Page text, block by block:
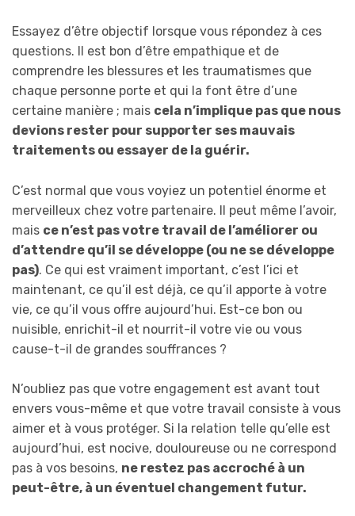
Essayez d’être objectif lorsque vous répondez à ces
questions. Il est bon d’être empathique et de
comprendre les blessures et les traumatismes que
chaque personne porte et qui la font être d’une
certaine manière ; mais cela n’implique pas que nous
devions rester pour supporter ses mauvais
traitements ou essayer de la guérir.
C’est normal que vous voyiez un potentiel énorme et
merveilleux chez votre partenaire. Il peut même l’avoir,
mais ce n’est pas votre travail de l’améliorer ou
d’attendre qu’il se développe (ou ne se développe
pas). Ce qui est vraiment important, c’est l’ici et
maintenant, ce qu’il est déjà, ce qu’il apporte à votre
vie, ce qu’il vous offre aujourd’hui. Est-ce bon ou
nuisible, enrichit-il et nourrit-il votre vie ou vous
cause-t-il de grandes souffrances ?
N’oubliez pas que votre engagement est avant tout
envers vous-même et que votre travail consiste à vous
aimer et à vous protéger. Si la relation telle qu’elle est
aujourd’hui, est nocive, douloureuse ou ne correspond
pas à vos besoins, ne restez pas accroché à un
peut-être, à un éventuel changement futur.